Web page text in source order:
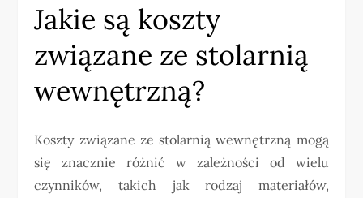
Jakie są koszty
związane ze stolarnią
wewnętrzną?
Koszty związane ze stolarnią wewnętrzną mogą
się znacznie różnić w zależności od wielu
czynników, takich jak rodzaj materiałów,